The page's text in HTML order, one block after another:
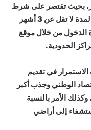
بحيث تقتصر على شرط
حيازتهم على جوازات سفر سارية المفعول لمدة لا تقل عن 3 أشهر
الدخول من خلال موقع
الحدودية.
في تقديم
الوطني وجذب أكبر
الأمر بالنسبة
إلى أراضي